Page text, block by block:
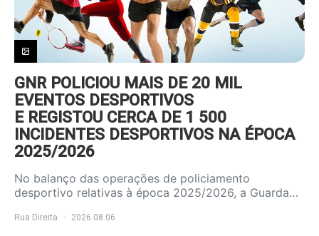
GNR POLICIOU MAIS DE 20 MIL
EVENTOS DESPORTIVOS
E REGISTOU CERCA DE 1 500
INCIDENTES DESPORTIVOS NA ÉPOCA
2025/2026
No balanço das operações de policiamento
desportivo relativas à época 2025/2026, a Guarda…
Rua Direita 2026.08.06